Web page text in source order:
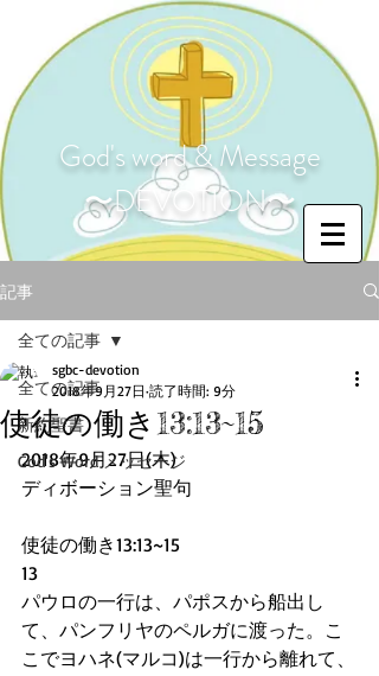
God's word & Message
〜DEVOTION〜
記事
全ての記事
新約聖書
God's Word メッセージ
全ての記事
使徒の働き13:13~15
sgbc-devotion
2018年9月27日 読了時間: 9分
2018年9月27日(木)
ディボーション聖句
使徒の働き13:13~15
13
パウロの一行は、パポスから船出し
て、パンフリヤのペルガに渡った。こ
こでヨハネ(マルコ)は一行から離れて、